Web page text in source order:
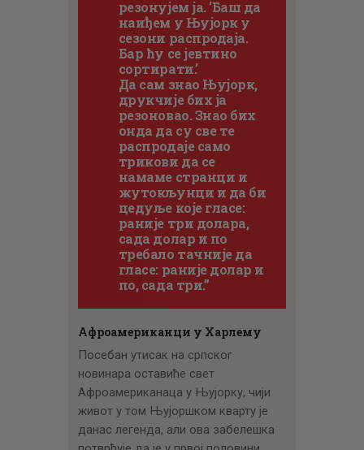
резонујем ја. ’Баш да
наиђем у Њујорк у
сезони распродаја.
Бар ћу се јевтино
сортирати.’
Да сам знао Њујорк,
друкчије бих ја
резоновао. Знао бих
онда да су све те
распродаје само
трикови да се
намаме странци и
жутокљунци и да би
цедуље које гласе:
раније три долара,
сада долар и по
требало тачније да
гласе: раније долар и
по, сада три.”
Афроамериканци у Харлему
Посебан утисак на српског
новинара оставиће свет
Афроамериканаца у Њујорку, чији
живот у том Њујоршком кварту је
данас легенда, али ова забелешка